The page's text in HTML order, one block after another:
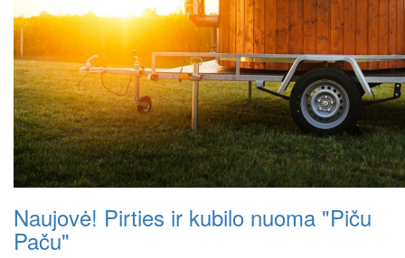
Naujovė! Pirties ir kubilo nuoma "Piču
Paču"